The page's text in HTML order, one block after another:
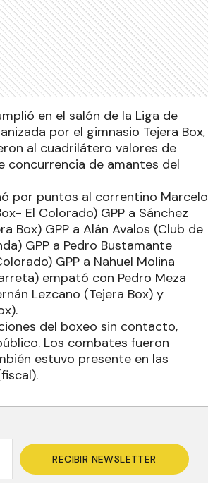
en el salón de la Liga de
por el gimnasio Tejera Box,
al cuadrilátero valores de
concurrencia de amantes del
por puntos al correntino Marcelo
El Colorado) GPP a Sánchez
Box) GPP a Alán Avalos (Club de
GPP a Pedro Bustamante
GPP a Nahuel Molina
empató con Pedro Meza
Lezcano (Tejera Box) y
del boxeo sin contacto,
Los combates fueron
estuvo presente en las
RECIBIR NEWSLETTER